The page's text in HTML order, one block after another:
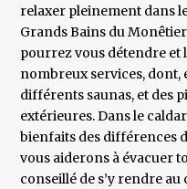
relaxer pleinement dans
Grands Bains du
pourrez vous détendre et
nombreux services, dont,
différents saunas, et des
extérieures. Dans le
bienfaits des différences
vous aiderons à évacuer
conseillé de s’y rendre